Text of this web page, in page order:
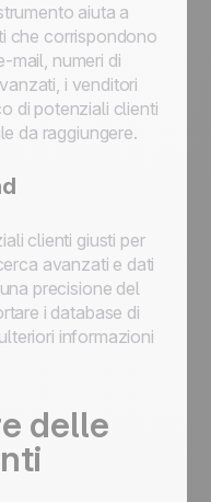
aiuta a
che corrispondono
mail, numeri di
i venditori
di potenziali clienti
da raggiungere.
clienti giusti per
avanzati e dati
precisione del
i database di
informazioni
delle